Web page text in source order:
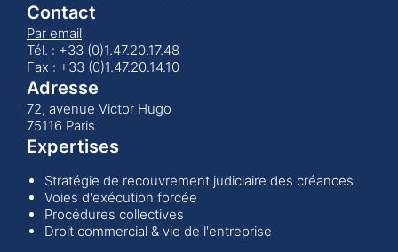
Contact
Par email
Tél. : +33 (0)1.47.20.17.48
Fax : +33 (0)1.47.20.14.10
Adresse
72, avenue Victor Hugo
75116 Paris
Expertises
Stratégie de recouvrement judiciaire des créances
Voies d'exécution forcée
Procédures collectives
Droit commercial & vie de l'entreprise